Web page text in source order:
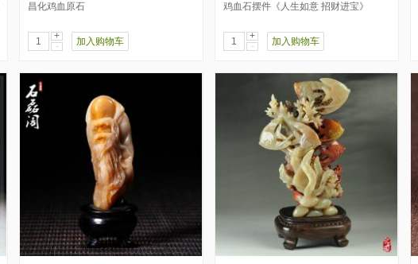
昌化鸡血原石
+
-
加入购物车
鸡血石摆件《人生如意 招财进宝》
+
-
加入购物车